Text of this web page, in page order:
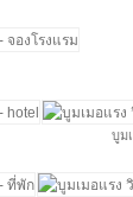
บูม